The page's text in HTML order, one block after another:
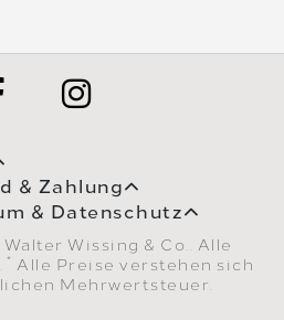
& Zahlung
& Datenschutz
Wissing & Co.. Alle
* Alle Preise verstehen sich
Mehrwertsteuer.